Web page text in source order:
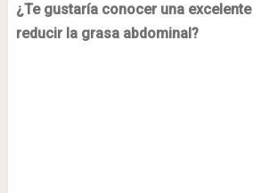
¿Te gustaría conocer una
reducir la grasa abdominal?